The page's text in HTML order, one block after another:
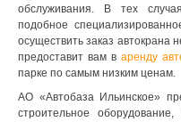
обслуживания. В тех
подобное
осуществить заказ автокрана
предоставит вам в аренду
парке по самым низким ценам.
АО «Автобаза Ильинское»
строительное